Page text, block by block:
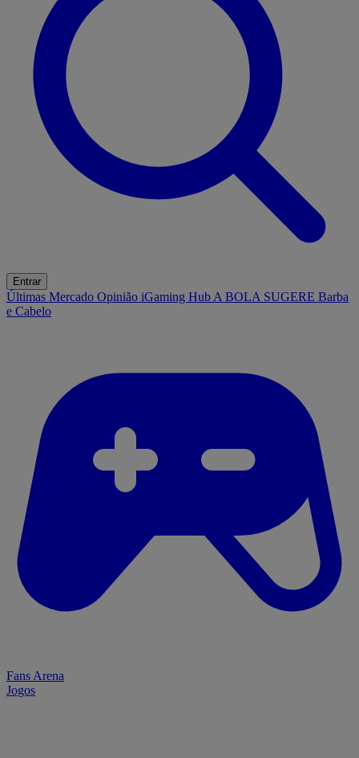
Entrar
Últimas Mercado Opinião iGaming Hub A BOLA SUGERE Barba
e Cabelo
Fans Arena
Jogos